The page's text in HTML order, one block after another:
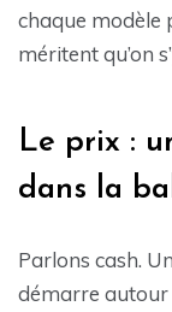
chaque modèle
méritent qu’on
Le prix :
dans la
Parlons cash.
démarre autour